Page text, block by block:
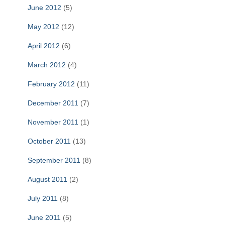
June 2012 (5)
May 2012 (12)
April 2012 (6)
March 2012 (4)
February 2012 (11)
December 2011 (7)
November 2011 (1)
October 2011 (13)
September 2011 (8)
August 2011 (2)
July 2011 (8)
June 2011 (5)